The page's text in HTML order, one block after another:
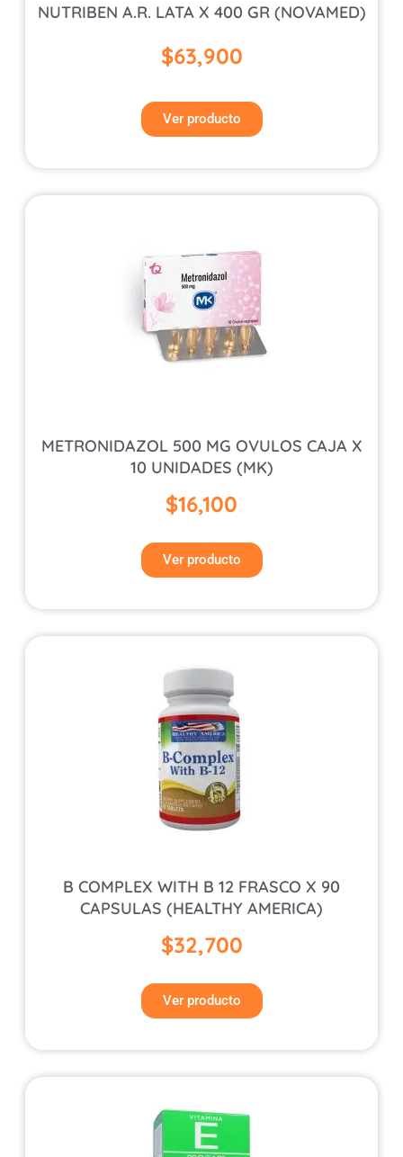
NUTRIBEN A.R. LATA X 400 GR (NOVAMED)
$63,900
Ver producto
METRONIDAZOL 500 MG OVULOS CAJA X
10 UNIDADES (MK)
$16,100
Ver producto
B COMPLEX WITH B 12 FRASCO X 90
CAPSULAS (HEALTHY AMERICA)
$32,700
Ver producto